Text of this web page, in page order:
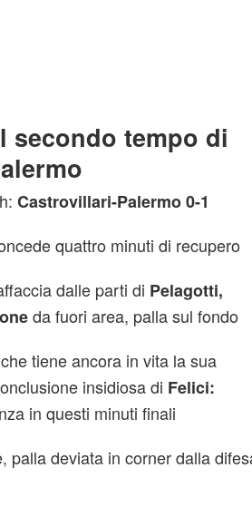
secondo tempo di
Castrovillari-Palermo 0-1
quattro minuti di recupero
dalle parti di Pelagotti,
da fuori area, palla sul fondo
che tiene ancora in vita la sua
insidiosa di Felici:
in questi minuti finali
palla deviata in corner dalla